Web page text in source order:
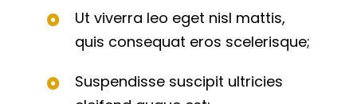
Ut viverra leo eget nisl mattis,
quis consequat eros scelerisque;
Suspendisse suscipit ultricies